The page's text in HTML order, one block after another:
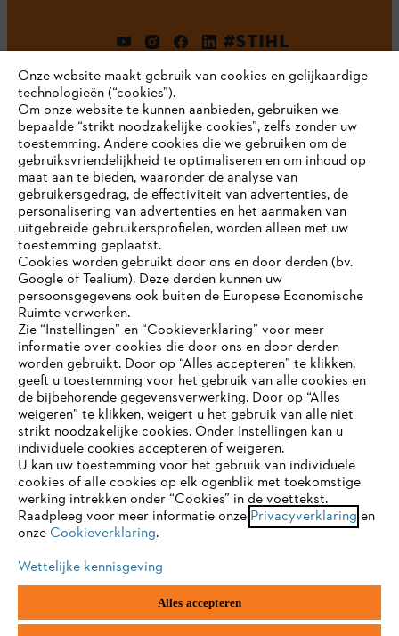
#STIHL
Bedrijf
STIHL FAQ
Contact
Gegevensbescherming Impressum
Cookie-informatie Juridische informatie
ANDREAS STIHL NV, Veurtstraat 117, 2870
België/Belgique
VAT Number: BE 0427.714.768
JE BROWSER WORDT NIET
ONDERSTEUND
Je gebruikt een browser die we nog niet ondersteunen. Om
onze website optimaal te kunnen gebruiken, raden we aan dat
je overschakelt op één van de volgende browsers:
firefox
safari edge
Onze website maakt gebruik van cookies en gelijkaardige
technologieën (“cookies”).
Om onze website te kunnen aanbieden, gebruiken we
bepaalde “strikt noodzakelijke cookies”, zelfs zonder uw
toestemming. Andere cookies die we gebruiken om de
gebruiksvriendelijkheid te optimaliseren en om inhoud op
maat aan te bieden, waaronder de analyse van
gebruikersgedrag, de effectiviteit van advertenties, de
personalisering van advertenties en het aanmaken van
uitgebreide gebruikersprofielen, worden alleen met uw
toestemming geplaatst.
Cookies worden gebruikt door ons en door derden (bv.
Google of Tealium). Deze derden kunnen uw
persoonsgegevens ook buiten de Europese Economische
Ruimte verwerken.
Zie “Instellingen” en “Cookieverklaring” voor meer
informatie over cookies die door ons en door derden
worden gebruikt. Door op “Alles accepteren” te klikken,
geeft u toestemming voor het gebruik van alle cookies en
de bijbehorende gegevensverwerking. Door op “Alles
weigeren” te klikken, weigert u het gebruik van alle niet
strikt noodzakelijke cookies. Onder Instellingen kan u
individuele cookies accepteren of weigeren.
U kan uw toestemming voor het gebruik van individuele
cookies of alle cookies op elk ogenblik met toekomstige
werking intrekken onder “Cookies” in de voettekst.
Raadpleeg voor meer informatie onze Privacyverklaring en
onze Cookieverklaring.
Wettelijke kennisgeving
Alles accepteren